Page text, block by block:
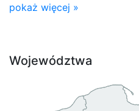
pokaż więcej »
Województwa